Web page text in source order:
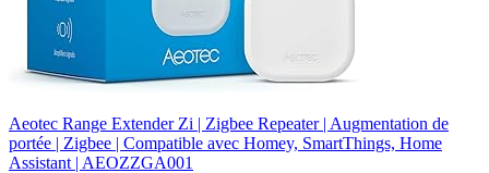
Aeotec Range Extender Zi | Zigbee Repeater | Augmentation de
portée | Zigbee | Compatible avec Homey, SmartThings, Home
Assistant | AEOZZGA001